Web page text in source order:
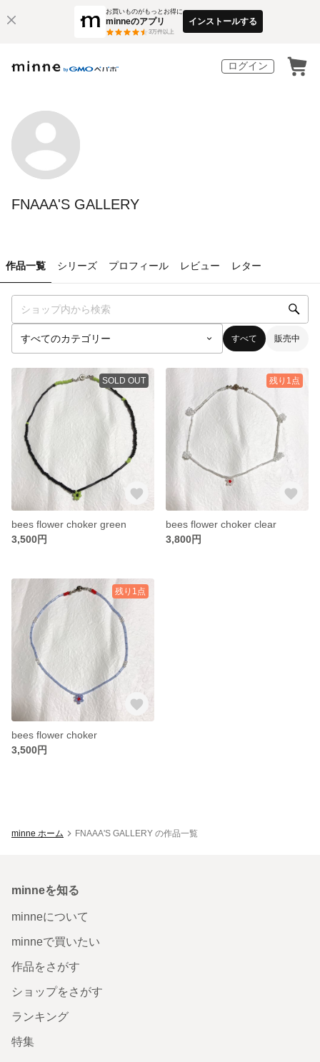
お買いものがもっとお得に
minneのアプリ
3万件以上
インストールする
ログイン
FNAAA'S GALLERY
作品一覧 シリーズ プロフィール レビュー レター
すべて 販売中
SOLD OUT
bees flower choker green
3,500円
残り1点
bees flower choker clear
3,800円
残り1点
bees flower choker
3,500円
minne ホーム FNAAA'S GALLERY の作品一覧
minneを知る
minneについて
minneで買いたい
作品をさがす
ショップをさがす
ランキング
特集